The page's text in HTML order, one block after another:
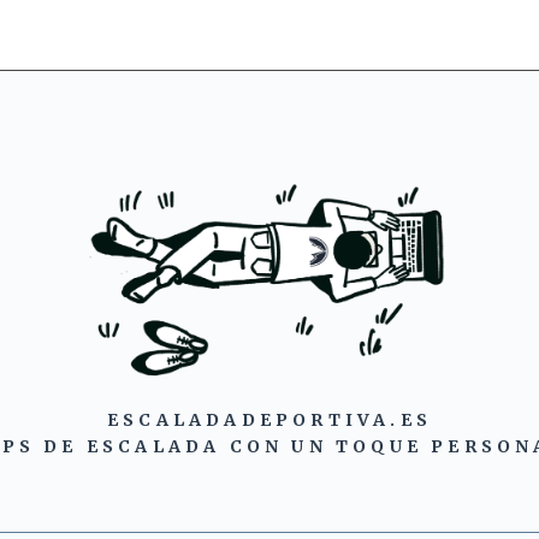
ESCALADADEPORTIVA.ES
DE ESCALADA CON UN TOQUE